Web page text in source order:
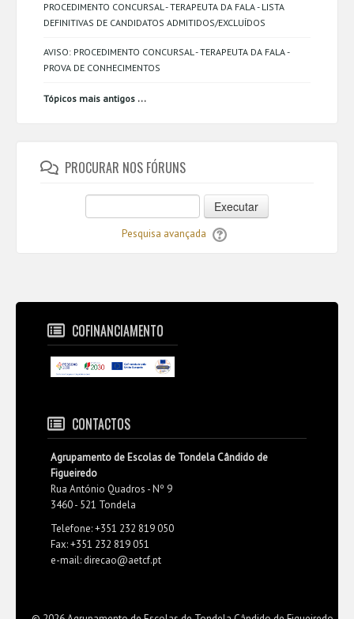
PROCEDIMENTO CONCURSAL - TERAPEUTA DA FALA - LISTA
DEFINITIVAS DE CANDIDATOS ADMITIDOS/EXCLUÍDOS
AVISO: PROCEDIMENTO CONCURSAL - TERAPEUTA DA FALA -
PROVA DE CONHECIMENTOS
Tópicos mais antigos ...
PROCURAR NOS FÓRUNS
Executar
Pesquisa avançada
COFINANCIAMENTO
CONTACTOS
Agrupamento de Escolas de Tondela Cândido de
Figueiredo
Rua António Quadros - Nº 9
3460 - 521 Tondela
Telefone: +351 232 819 050
Fax: +351 232 819 051
e-mail: direcao@aetcf.pt